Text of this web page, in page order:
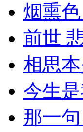
烟熏
前世
相思
今生
那一